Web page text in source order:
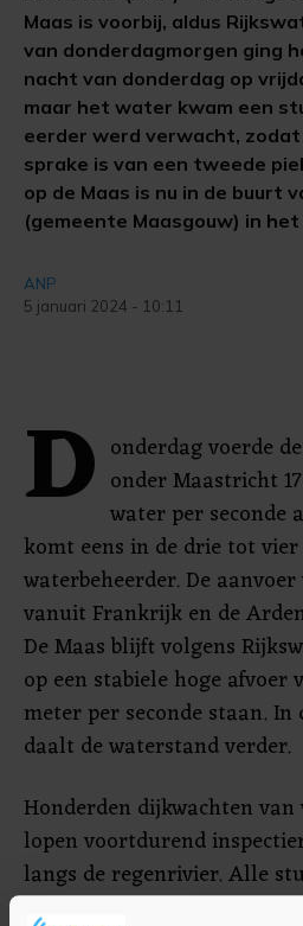
Maas is voorbij, aldus
van donderdagmorgen ging
nacht van donderdag op
maar het water kwam een
eerder werd verwacht,
sprake is van een tweede
op de Maas is nu in de buurt
(gemeente Maasgouw) in
ANP
5 januari 2024 - 10:11
D onderdag voerde
onder Maastricht
water per seconde
komt eens in de drie tot
waterbeheerder. De
vanuit Frankrijk en de
De Maas blijft volgens
op een stabiele hoge afvoer
meter per seconde staan.
daalt de waterstand verder.
Honderden dijkwachten
lopen voortdurend
langs de regenrivier. Alle
omhooggezet om het